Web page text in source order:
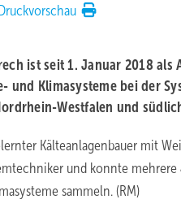
Druckvorschau
ist seit 1. Januar 2018
und Klimasysteme bei der
Westfalen und
Kälteanlagenbauer mit
und konnte
sammeln. (RM)